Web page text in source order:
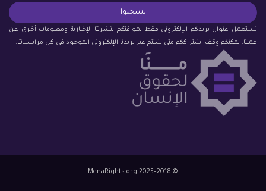
نستعمل عنوان بريدكم الإلكتروني فقط لموافتكم بنشرتنا الإخبارية ومعلومات أخرى عن
عملنا. يمكنكم وقف اشتراككم متى شئتم عبر بريدنا الإلكتروني الموجود في كل مراسلاتنا.
© 2018–2025 MenaRights.org